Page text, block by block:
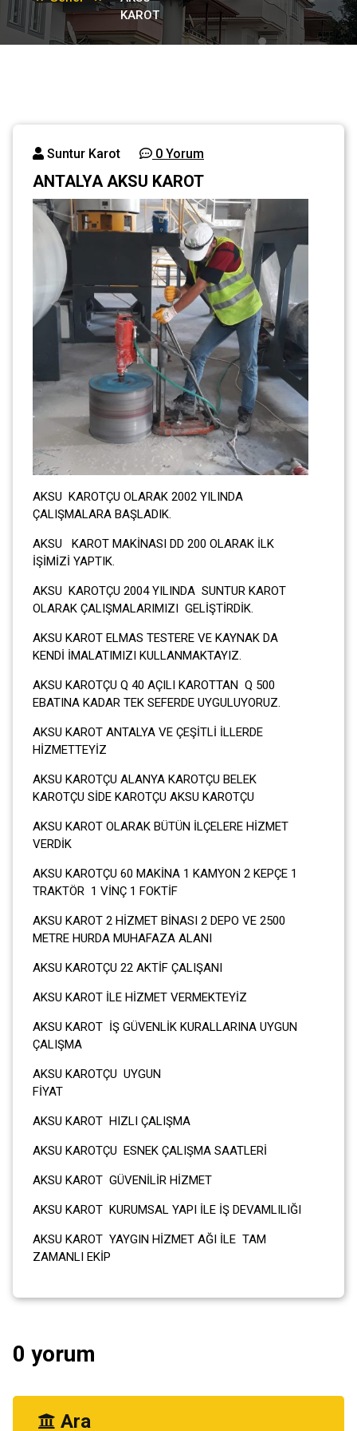
KAROT
Suntur Karot 0 Yorum
ANTALYA AKSU KAROT
AKSU KAROTÇU OLARAK 2002 YILINDA
ÇALIŞMALARA BAŞLADIK.
AKSU KAROT MAKİNASI DD 200 OLARAK İLK
İŞİMİZİ YAPTIK.
AKSU KAROTÇU 2004 YILINDA SUNTUR KAROT
OLARAK ÇALIŞMALARIMIZI GELİŞTİRDİK.
AKSU KAROT ELMAS TESTERE VE KAYNAK DA
KENDİ İMALATIMIZI KULLANMAKTAYIZ.
AKSU KAROTÇU Q 40 AÇILI KAROTTAN Q 500
EBATINA KADAR TEK SEFERDE UYGULUYORUZ.
AKSU KAROT ANTALYA VE ÇEŞİTLİ İLLERDE
HİZMETTEYİZ
AKSU KAROTÇU ALANYA KAROTÇU BELEK
KAROTÇU SİDE KAROTÇU AKSU KAROTÇU
AKSU KAROT OLARAK BÜTÜN İLÇELERE HİZMET
VERDİK
AKSU KAROTÇU 60 MAKİNA 1 KAMYON 2 KEPÇE 1
TRAKTÖR 1 VİNÇ 1 FOKTİF
AKSU KAROT 2 HİZMET BİNASI 2 DEPO VE 2500
METRE HURDA MUHAFAZA ALANI
AKSU KAROTÇU 22 AKTİF ÇALIŞANI
AKSU KAROT İLE HİZMET VERMEKTEYİZ
AKSU KAROT İŞ GÜVENLİK KURALLARINA UYGUN
ÇALIŞMA
AKSU KAROTÇU UYGUN
AKSU KAROT HIZLI ÇALIŞMA
AKSU KAROTÇU ESNEK ÇALIŞMA SAATLERİ
AKSU KAROT GÜVENİLİR HİZMET
AKSU KAROT KURUMSAL YAPI İLE İŞ DEVAMLILIĞI
AKSU KAROT YAYGIN HİZMET AĞI İLE TAM
ZAMANLI EKİP
0 yorum
Ara